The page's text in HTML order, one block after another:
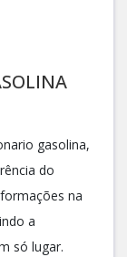
gasolina,
do
na
a
só lugar.